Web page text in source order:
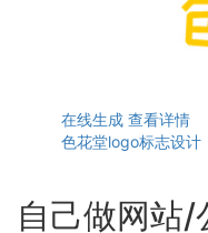
在线生成 查看详情
色花堂logo标志设计
自己做网站